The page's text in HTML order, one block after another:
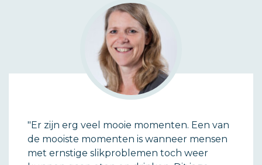
"Er zijn erg veel mooie momenten. Een van
de mooiste momenten is wanneer mensen
met ernstige slikproblemen toch weer